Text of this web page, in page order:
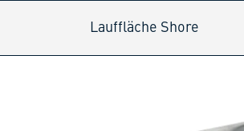
Lauffläche Shore